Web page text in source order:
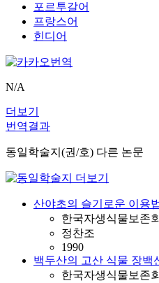
포르투갈어
프랑스어
힌디어
N/A
더보기
번역결과
동일학술지(권/호) 다른 논문
산야초의 슬기로운 이용
한국자생식물보존회
정찬조
1990
백두산의 고산 식물 장백
한국자생식물보존회